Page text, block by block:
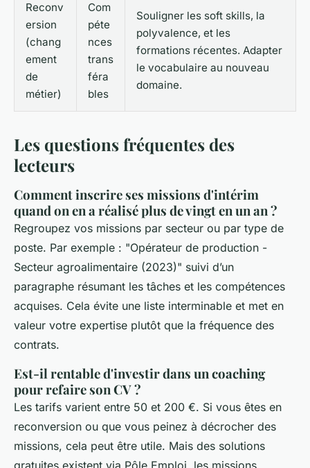
Reconv
ersion
(chang
ement
de
métier)
Com
péte
nces
trans
féra
bles
Souligner les soft skills, la
polyvalence, et les
formations récentes. Adapter
le vocabulaire au nouveau
domaine.
Les questions fréquentes des
lecteurs
Comment inscrire ses missions d'intérim
quand on en a réalisé plus de vingt en un an ?
Regroupez vos missions par secteur ou par type de
poste. Par exemple : "Opérateur de production -
Secteur agroalimentaire (2023)" suivi d’un
paragraphe résumant les tâches et les compétences
acquises. Cela évite une liste interminable et met en
valeur votre expertise plutôt que la fréquence des
contrats.
Est-il rentable d'investir dans un coaching
pour refaire son CV ?
Les tarifs varient entre 50 et 200 €. Si vous êtes en
reconversion ou que vous peinez à décrocher des
missions, cela peut être utile. Mais des solutions